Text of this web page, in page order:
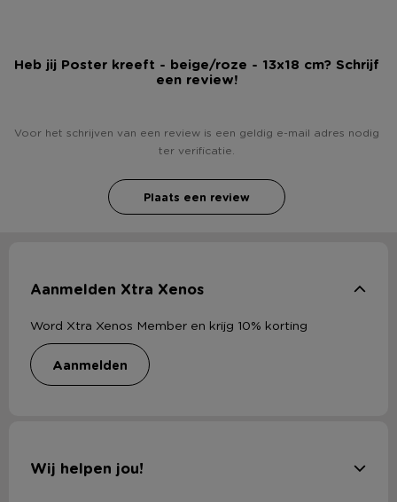
Heb jij Poster kreeft - beige/roze - 13x18 cm? Schrijf
een review!
Voor het schrijven van een review is een geldig e-mail adres nodig
ter verificatie.
Plaats een review
Aanmelden Xtra Xenos
Word Xtra Xenos Member en krijg 10% korting
aanmelden
Wij helpen jou!